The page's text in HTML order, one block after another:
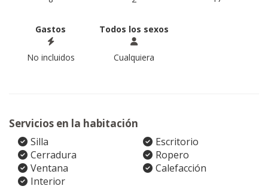
Gastos
No incluidos
Todos los sexos
Cualquiera
Servicios en la habitación
Silla
Escritorio
Cerradura
Ropero
Ventana
Calefacción
Interior